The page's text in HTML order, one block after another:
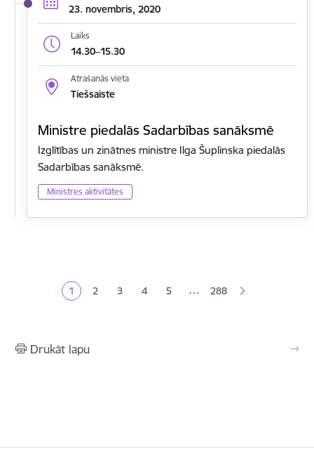
23. novembris, 2020
Laiks
14.30–15.30
Atrašanās vieta
Tiešsaiste
Ministre piedalās Sadarbības sanāksmē
Izglītības un zinātnes ministre Ilga Šuplinska piedalās
Sadarbības sanāksmē.
Ministres aktivitātes
Pašreizējā lapa
1 Lapa
2 Lapa
3 Lapa
4 Lapa
5 … 288
Drukāt lapu